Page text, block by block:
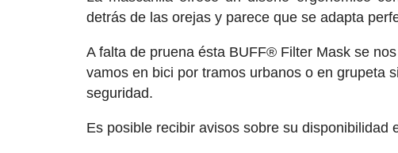
detrás de las orejas y parece que se adapta
A falta de pruena ésta BUFF® Filter Mask se
vamos en bici por tramos urbanos o en grupeta
seguridad.
Es posible recibir avisos sobre su disponibilidad